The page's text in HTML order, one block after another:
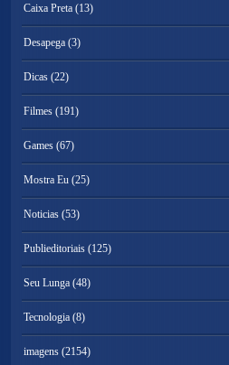
Caixa Preta (13)
Desapega (3)
Dicas (22)
Filmes (191)
Games (67)
Mostra Eu (25)
Noticias (53)
Publieditoriais (125)
Seu Lunga (48)
Tecnologia (8)
imagens (2154)